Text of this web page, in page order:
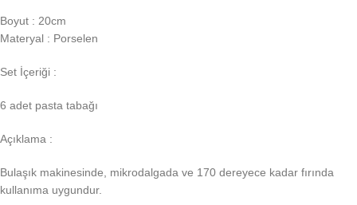
Boyut : 20cm
Materyal : Porselen
Set İçeriği :
6 adet pasta tabağı
Açıklama :
Bulaşık makinesinde, mikrodalgada ve 170 dereyece kadar fırında
kullanıma uygundur.